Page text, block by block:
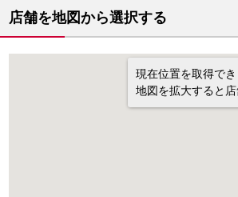
店舗を地図から選択する
現在位置を取得でき
地図を拡大すると店